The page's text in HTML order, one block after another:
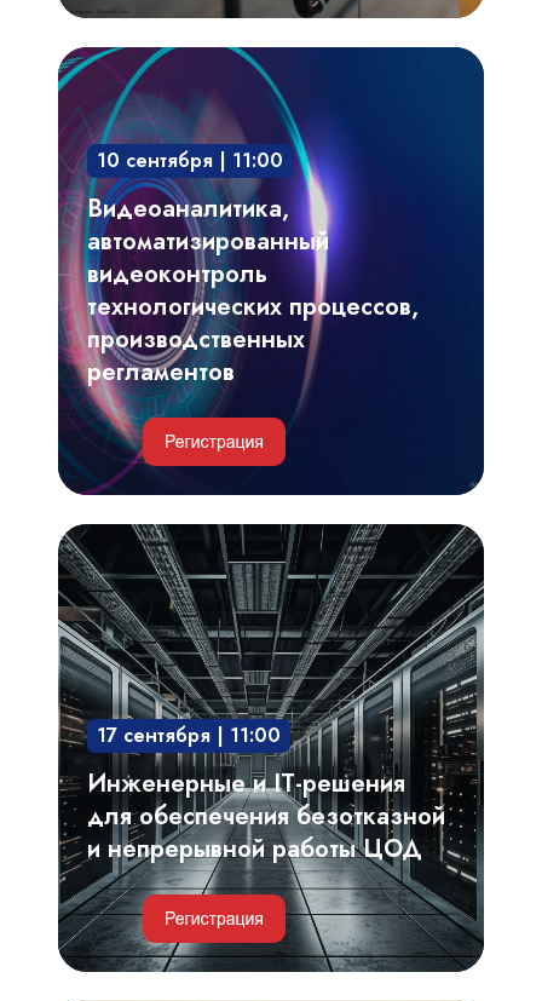
Видеоаналитика,
автоматизированный
видеоконтроль
технологических
процессов,
производственных
регламентов
10 сентября | 11:00
Видеоаналитика,
автоматизированный
видеоконтроль
технологических процессов,
производственных
регламентов
Инженерные
и
IT-
решения
для
обеспечения
безотказной
и
непрерывной
работы
ЦОД
17 сентября | 11:00
Инженерные и IT-решения
для обеспечения безотказной
и непрерывной работы ЦОД